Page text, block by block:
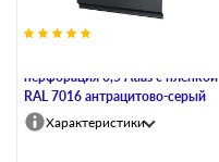
перфорация 0,5 Atlas с пленкой
RAL 7016 антрацитово-серый
Характеристики